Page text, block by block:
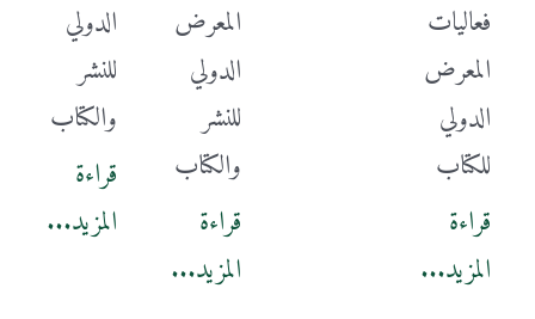
فعاليات
المعرض
الدولي
للكتاب
قراءة
المزيد...
المعرض
الدولي
للنشر
والكتاب
قراءة
المزيد...
الدولي
للنشر
والكتاب
قراءة
المزيد...